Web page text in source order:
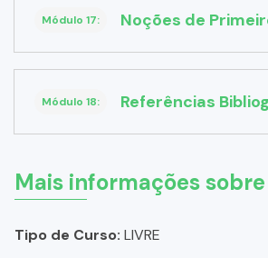
Módulo 17: Noções de
Módulo 18: Referências
Mais informações
Tipo de Curso: LIVRE